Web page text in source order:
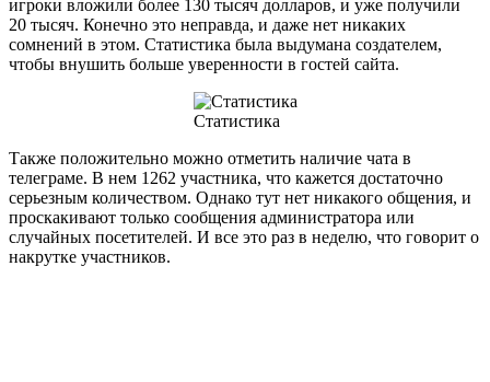
игроки вложили более 130 тысяч долларов, и уже получили
20 тысяч. Конечно это неправда, и даже нет никаких
сомнений в этом. Статистика была выдумана создателем,
чтобы внушить больше уверенности в гостей сайта.
Статистика
Также положительно можно отметить наличие чата в
телеграме. В нем 1262 участника, что кажется достаточно
серьезным количеством. Однако тут нет никакого общения, и
проскакивают только сообщения администратора или
случайных посетителей. И все это раз в неделю, что говорит о
накрутке участников.